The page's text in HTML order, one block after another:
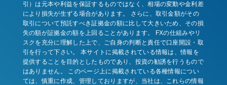
引）は元本や利益を保証するものではなく、相場の変動や金利差
により損失が生ずる場合があります。 さらに、取引金額がその
取引について預託すべき証拠金の額に比して大きいため、その損
失の額が証拠金の額を上回ることがあります。 FXの仕組みやリ
スクを充分に理解した上で、ご自身の判断と責任で口座開設・取
引を行って下さい。 本サイトに掲載されている情報は、情報を
提供することを目的としたものであり、投資の勧誘を行うもので
はありません。 このページ上に掲載されている各種情報につい
ては、慎重に作成、管理しておりますが、当社は、これらの情報